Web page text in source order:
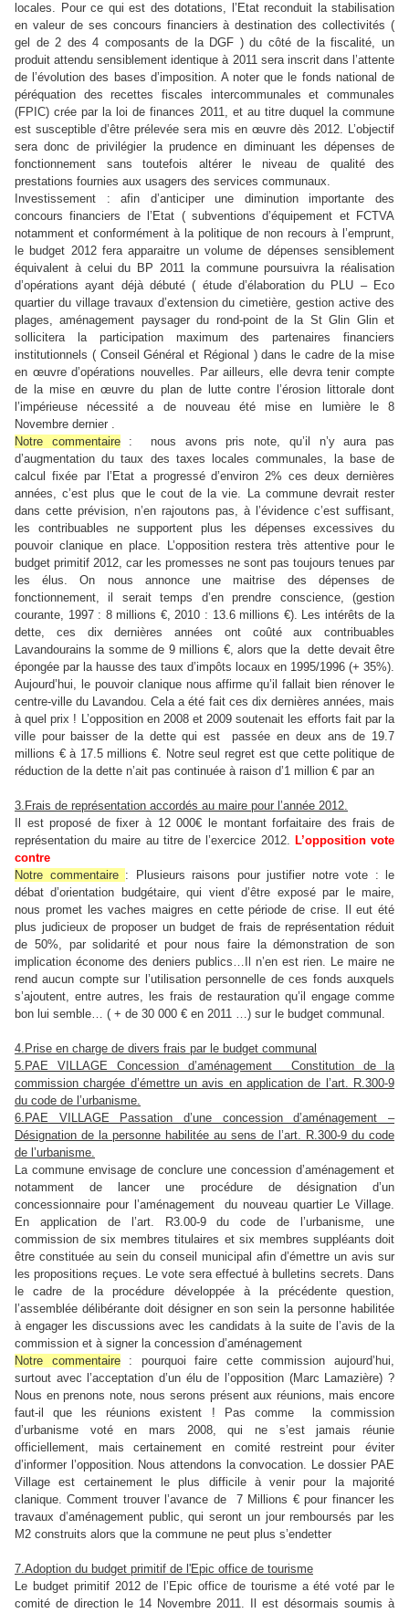
locales. Pour ce qui est des dotations, l’Etat reconduit la stabilisation
en valeur de ses concours financiers à destination des collectivités (
gel de 2 des 4 composants de la DGF ) du côté de la fiscalité, un
produit attendu sensiblement identique à 2011 sera inscrit dans l’attente
de l’évolution des bases d’imposition. A noter que le fonds national de
péréquation des recettes fiscales intercommunales et communales
(FPIC) crée par la loi de finances 2011, et au titre duquel la commune
est susceptible d’être prélevée sera mis en œuvre dès 2012. L’objectif
sera donc de privilégier la prudence en diminuant les dépenses de
fonctionnement sans toutefois altérer le niveau de qualité des
prestations fournies aux usagers des services communaux.
Investissement : afin d’anticiper une diminution importante des
concours financiers de l’Etat ( subventions d’équipement et FCTVA
notamment et conformément à la politique de non recours à l’emprunt,
le budget 2012 fera apparaitre un volume de dépenses sensiblement
équivalent à celui du BP 2011 la commune poursuivra la réalisation
d’opérations ayant déjà débuté ( étude d’élaboration du PLU – Eco
quartier du village travaux d’extension du cimetière, gestion active des
plages, aménagement paysager du rond-point de la St Glin Glin et
sollicitera la participation maximum des partenaires financiers
institutionnels ( Conseil Général et Régional ) dans le cadre de la mise
en œuvre d’opérations nouvelles. Par ailleurs, elle devra tenir compte
de la mise en œuvre du plan de lutte contre l’érosion littorale dont
l’impérieuse nécessité a de nouveau été mise en lumière le 8
Novembre dernier .
Notre commentaire:
nous avons pris note, qu’il n’y aura pas
d’augmentation du taux des taxes locales communales, la base de
calcul fixée par l’Etat a progressé d’environ 2% ces deux dernières
années, c’est plus que le cout de la vie. La commune devrait rester
dans cette prévision, n’en rajoutons pas, à l’évidence c’est suffisant,
les contribuables ne supportent plus les dépenses excessives du
pouvoir clanique en place.
L’opposition restera très attentive pour le
budget primitif 2012, car les promesses ne sont pas toujours tenues par
les élus. On nous annonce une maitrise des dépenses de
fonctionnement, il serait temps d’en prendre conscience, (gestion
courante, 1997 : 8 millions €, 2010 : 13.6 millions €). Les intérêts de la
dette, ces dix dernières années ont coûté aux contribuables
Lavandourains la somme de 9 millions €, alors que la dette devait être
épongée par la hausse des taux d’impôts locaux en 1995/1996 (+ 35%).
Aujourd’hui, le pouvoir clanique nous affirme qu’il fallait bien rénover le
centre-ville du Lavandou. Cela a été fait ces dix dernières années, mais
à quel prix ! L’opposition en 2008 et 2009 soutenait les efforts fait par la
ville pour baisser de la dette qui est
passée en deux ans de 19.7
millions € à 17.5 millions €. Notre seul regret est que cette politique de
réduction de la dette n’ait pas continuée à raison d’1 million € par an
3.Frais de représentation accordés au maire pour l’année 2012.
Il est proposé de fixer à 12 000€ le montant forfaitaire des frais de
représentation du maire au titre de l’exercice 2012. L’opposition vote
contre
Notre commentaire : Plusieurs raisons pour justifier notre vote : le
débat d’orientation budgétaire, qui vient d’être exposé par le maire,
nous promet les vaches maigres en cette période de crise. Il eut été
plus judicieux de proposer un budget de frais de représentation réduit
de 50%, par solidarité et pour nous faire la démonstration de son
implication économe des deniers publics…Il n’en est rien. Le maire ne
rend aucun compte sur l’utilisation personnelle de ces fonds auxquels
s’ajoutent, entre autres, les frais de restauration qu’il engage comme
bon lui semble… ( + de 30 000 € en 2011 …) sur le budget communal.
4.Prise en charge de divers frais par le budget communal
5.PAE VILLAGE Concession d’aménagement Constitution de la
commission chargée d’émettre un avis en application de l’art. R.300-9
du code de l’urbanisme.
6.PAE VILLAGE Passation d’une concession d’aménagement –
Désignation de la personne habilitée au sens de l’art. R.300-9 du code
de l’urbanisme.
La commune envisage de conclure une concession d’aménagement et
notamment de lancer une procédure de désignation d’un
concessionnaire pour l’aménagement
du nouveau quartier Le Village.
En application de l’art. R3.00-9 du code de l’urbanisme, une
commission de six membres titulaires et six membres suppléants doit
être constituée au sein du conseil municipal afin d’émettre un avis sur
les propositions reçues. Le vote sera effectué à bulletins secrets. Dans
le cadre de la procédure développée à la précédente question,
l’assemblée délibérante doit désigner en son sein la personne habilitée
à engager les discussions avec les candidats à la suite de l’avis de la
commission et à signer la concession d’aménagement
Notre commentaire:
pourquoi faire cette commission aujourd’hui,
surtout avec l’acceptation d’un élu de l’opposition (Marc Lamazière) ?
Nous en prenons note, nous serons présent aux réunions, mais encore
faut-il que les réunions existent ! Pas comme la commission
d’urbanisme voté en mars 2008, qui ne s’est jamais réunie
officiellement, mais certainement en comité restreint pour éviter
d’informer l’opposition. Nous attendons la convocation. Le dossier PAE
Village est certainement le plus difficile à venir pour la majorité
clanique. Comment trouver l’avance de 7 Millions € pour financer les
travaux d’aménagement public, qui seront un jour remboursés par les
M2 construits alors que la commune ne peut plus s’endetter
7.Adoption du budget primitif de l'Epic office de tourisme
Le budget primitif 2012 de l’Epic office de tourisme a été voté par le
comité de direction le 14 Novembre 2011. Il est désormais soumis à